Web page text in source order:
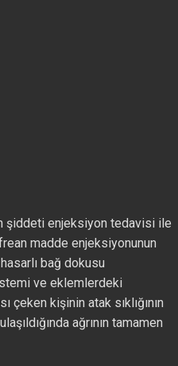
şiddeti enjeksiyon tedavisi ile
madde enjeksiyonunun
bağ dokusu
ve eklemlerdeki
kişinin atak sıklığının
ağrının tamamen